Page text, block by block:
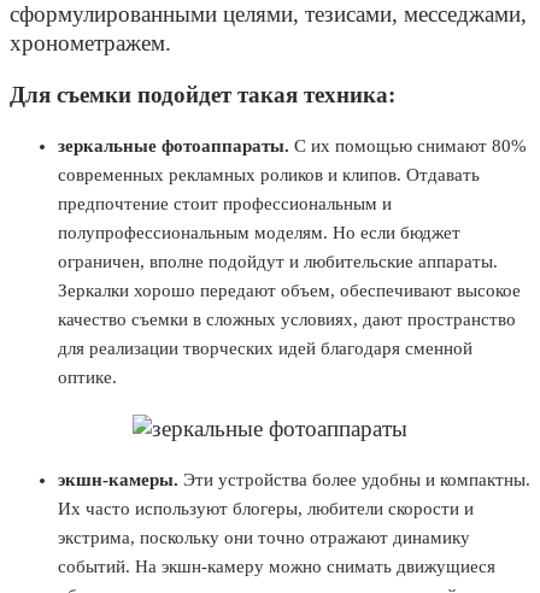
сформулированными целями, тезисами, месседжами,
хронометражем.
Для съемки подойдет такая техника:
зеркальные фотоаппараты. С их помощью снимают 80%
современных рекламных роликов и клипов. Отдавать
предпочтение стоит профессиональным и
полупрофессиональным моделям. Но если бюджет
ограничен, вполне подойдут и любительские аппараты.
Зеркалки хорошо передают объем, обеспечивают высокое
качество съемки в сложных условиях, дают пространство
для реализации творческих идей благодаря сменной
оптике.
экшн-камеры. Эти устройства более удобны и компактны.
Их часто используют блогеры, любители скорости и
экстрима, поскольку они точно отражают динамику
событий. На экшн-камеру можно снимать движущиеся